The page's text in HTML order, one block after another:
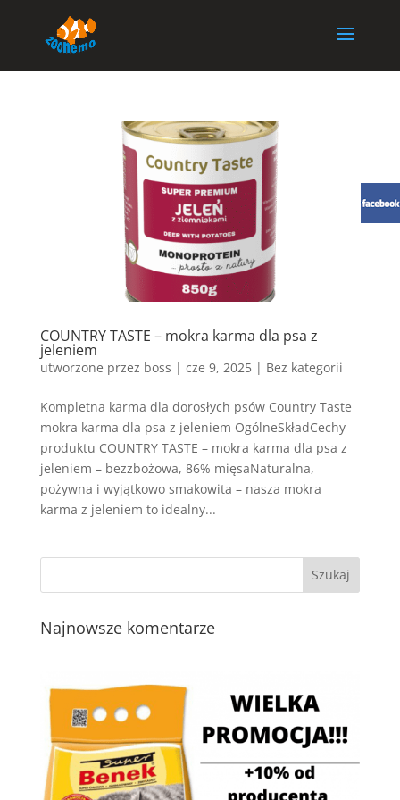
COUNTRY TASTE – mokra karma dla psa z
jeleniem
utworzone przez boss | cze 9, 2025| Bez kategorii
Kompletna karma dla dorosłych psów Country Taste
mokra karma dla psa z jeleniem OgólneSkładCechy
produktu COUNTRY TASTE – mokra karma dla psa z
jeleniem – bezzbożowa, 86% mięsaNaturalna,
pożywna i wyjątkowo smakowita – nasza mokra
karma z jeleniem to idealny...
Najnowsze komentarze